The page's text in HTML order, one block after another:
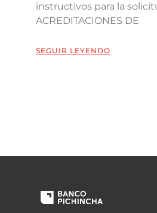
instructivos para la
ACREDITACIONES DE
SEGUIR LEYENDO